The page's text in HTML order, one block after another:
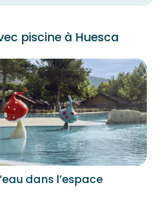
piscine à Huesca
dans l’espace